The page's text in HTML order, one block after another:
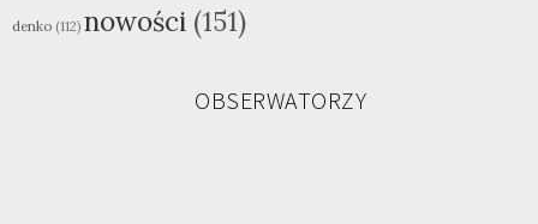
denko (112) nowości (151)
OBSERWATORZY